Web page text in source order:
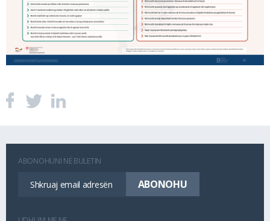
ABONOHUNI NË BULETIN